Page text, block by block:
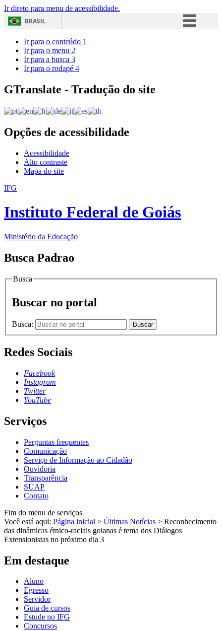
Ir direto para menu de acessibilidade.
BRASIL
Acesso à informação
Ir para o conteúdo 1
Ir para o menu 2
Ir para a busca 3
Ir para o rodapé 4
GTranslate - Tradução do site
Opções de acessibilidade
Acessibilidade
Alto contraste
Mapa do site
IFG
Instituto Federal de Goiás
Ministério da Educação
Busca Padrao
Busca
Buscar no portal
Busca: Buscar
Redes Sociais
Facebook
Instagram
Twitter
YouTube
Serviços
Perguntas frequentes
Comunicação
Serviço de Informação ao Cidadão
Ouvidoria
Transparência
SUAP
Contato
Fim do menu de serviços
Você está aqui: Página inicial > Últimas Notícias > Reconhecimento
das dinâmicas étnico-raciais goianas é tema dos Diálogos
Extensionistas no próximo dia 3
Em destaque
Aluno
Egresso
Servidor
Guia de cursos
Estude no IFG
Concursos